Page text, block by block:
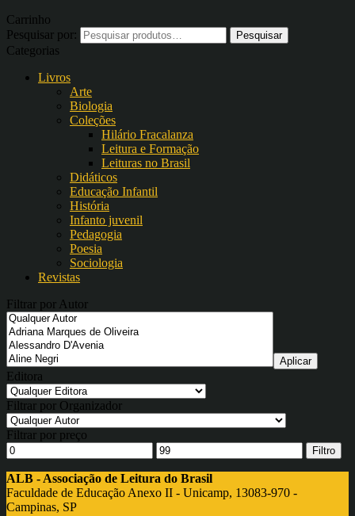
Carrinho
Pesquisar por:
Categorias
Livros
Arte
Biologia
Coleções
Hilário Fracalanza
Leitura e Formação
Leituras no Brasil
Didáticos
Educação Infantil
História
Infanto juvenil
Pedagogia
Poesia
Sociologia
Revistas
Filtrar por Autor
Editora
Filtrar por Organizador
Filtrar por preço
Filtro
ALB - Associação de Leitura do Brasil
Faculdade de Educação Anexo II - Unicamp, 13083-970 -
Campinas, SP